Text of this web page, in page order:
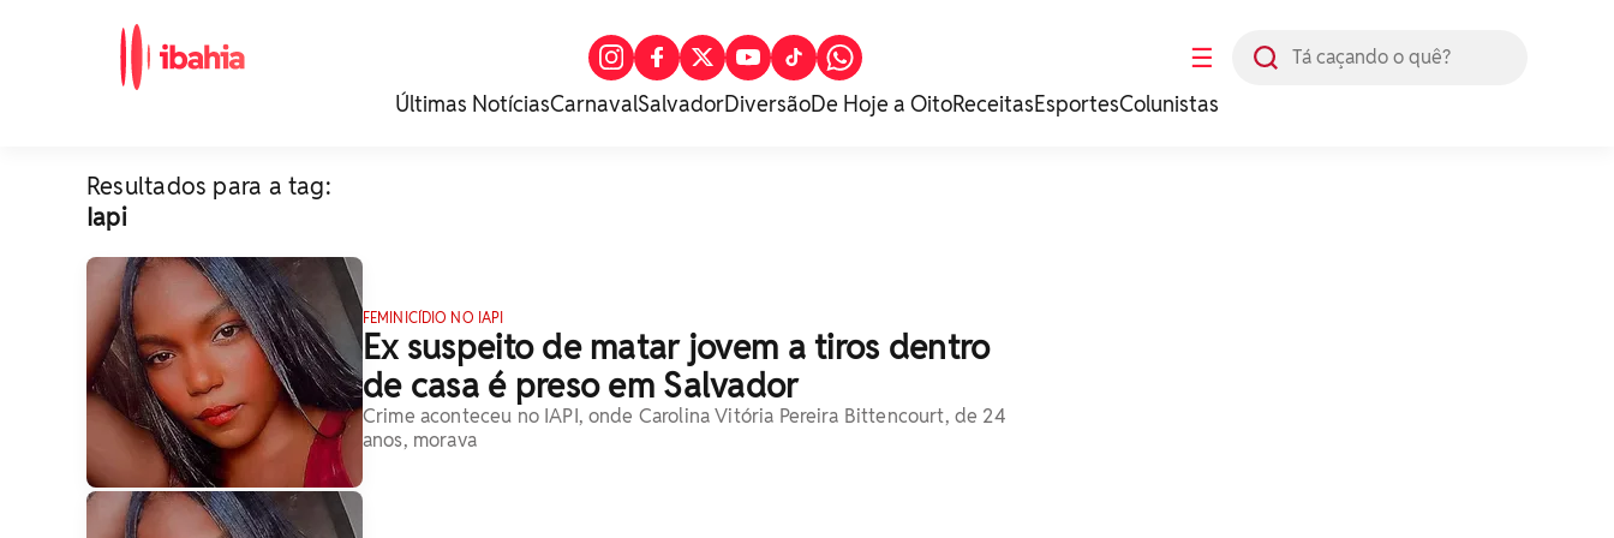
☰
Últimas NotíciasCarnavalSalvadorDiversãoDe Hoje a OitoReceitasEsportesColunistas
Resultados para a tag:
Iapi
FEMINICÍDIO NO IAPI
Ex suspeito de matar jovem a tiros dentro
de casa é preso em Salvador
Crime aconteceu no IAPI, onde Carolina Vitória Pereira Bittencourt, de 24
anos, morava